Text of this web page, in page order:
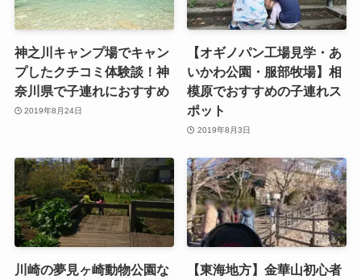
神之川キャンプ場でキャン
プしたクチコミ体験談！神
奈川県で子連れにおすすめ
2019年8月24日
【オギノパン工場見学・あ
いかわ公園・服部牧場】相
模原でおすすめの子連れス
ポット
2019年8月3日
川崎の夢見ヶ崎動物公園な
【東海地方】金華山初心者